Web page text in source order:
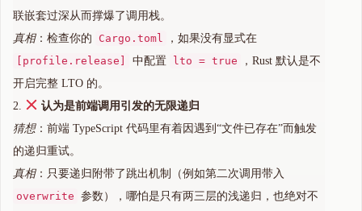
联嵌套过深从而撑爆了调用栈。
真相：检查你的 Cargo.toml
，如果没有显式在
[profile.release]
中配置 lto = true
，Rust 默认是不
开启完整 LTO 的。
认为是前端调用引发的无限递归
猜想：前端 TypeScript 代码里有着因遇到“文件已存在”而触发
的递归重试。
真相：只要递归附带了跳出机制（例如第二次调用带入
overwrite 参数），哪怕是只有两三层的浅递归，也绝对不